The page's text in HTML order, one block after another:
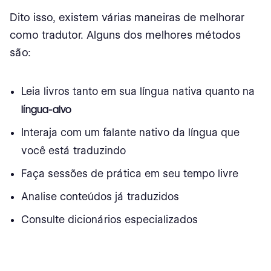
Dito isso, existem várias maneiras de melhorar
como tradutor. Alguns dos melhores métodos
são:
Leia livros tanto em sua língua nativa quanto na
língua-alvo
Interaja com um falante nativo da língua que
você está traduzindo
Faça sessões de prática em seu tempo livre
Analise conteúdos já traduzidos
Consulte dicionários especializados